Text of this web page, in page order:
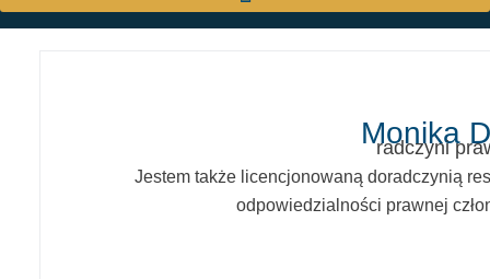
Monika
radczyni
Jestem także licencjonowaną doradczynią
odpowiedzialności prawnej